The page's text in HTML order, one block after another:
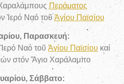
Περάματος
Ἱερό Ναό τοῦ Ἁγίου Παϊσίου
Παρασκευή:
Ναό τοῦ Ἁγίου Παϊσίου καί
στόν Ἅγιο Χαράλαμπο
Σάββατο: